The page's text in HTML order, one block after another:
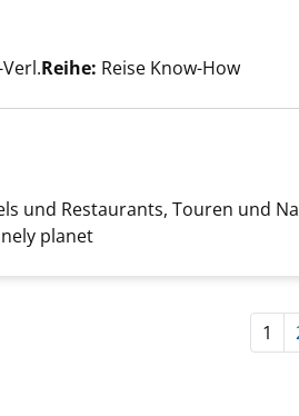
Reihe: Reise Know-How
und Restaurants, Touren und
planet
1